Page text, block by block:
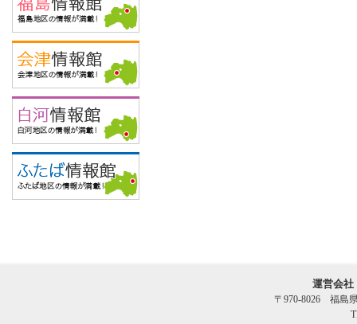
運営会
〒970-8026 福島